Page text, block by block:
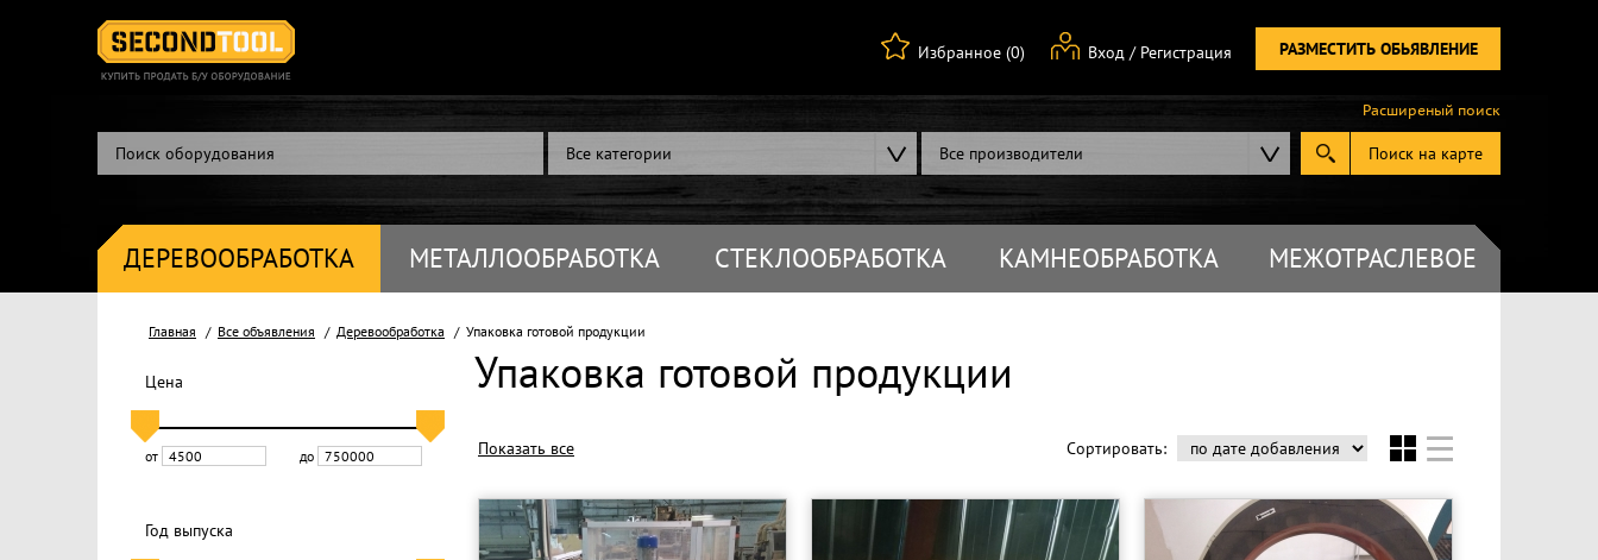
РАЗМЕСТИТЬ ОБЬЯВЛЕНИЕ
Вход / Регистрация
Избранное (0)
Все категории Все производители Поиск на карте
Расширеный поиск
ДЕРЕВООБРАБОТКА МЕТАЛЛООБРАБОТКА СТЕКЛООБРАБОТКА КАМНЕОБРАБОТКА МЕЖОТРАСЛЕВОЕ
Главная Все объявления Деревообработка Упаковка готовой продукции
Упаковка готовой продукции
Показать все Сортировать:
Цена
от до
Год выпуска